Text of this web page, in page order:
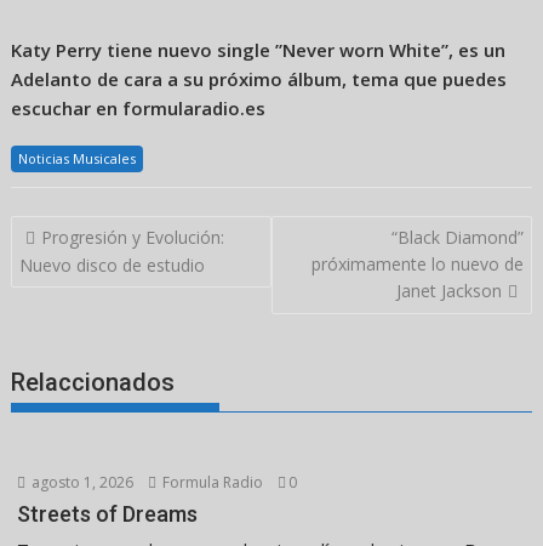
Katy Perry tiene nuevo single ”Never worn White”, es un
Adelanto de cara a su próximo álbum, tema que puedes
escuchar en formularadio.es
Noticias Musicales
Navegación
de
Progresión y Evolución:
Nuevo disco de estudio
“Black Diamond”
próximamente lo nuevo de
Janet Jackson
Relaccionados
agosto 1, 2026 Formula Radio 0
Streets of Dreams